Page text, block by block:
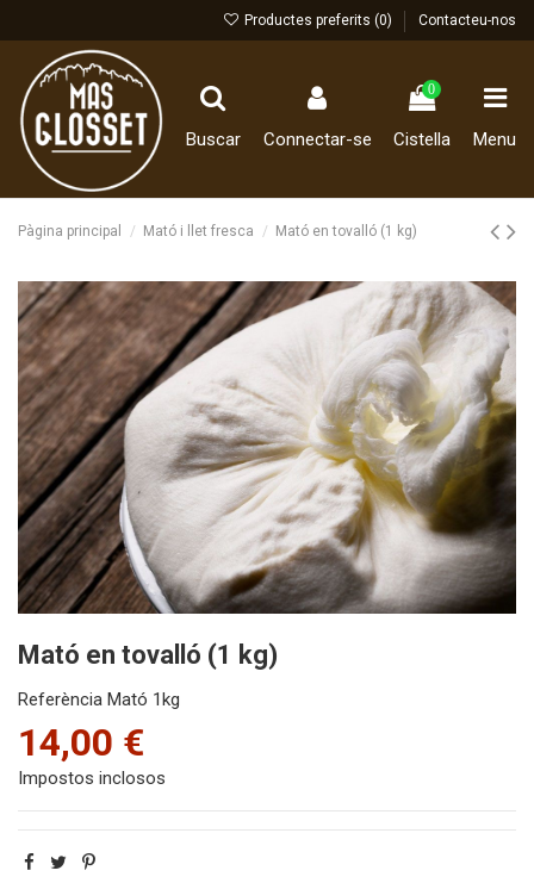
Productes preferits (0) Contacteu-nos
Buscar Connectar-se
0
Cistella Menu
Pàgina principal Mató i llet fresca Mató en tovalló (1 kg)
Mató en tovalló (1 kg)
Referència Mató 1kg
14,00 €
Impostos inclosos